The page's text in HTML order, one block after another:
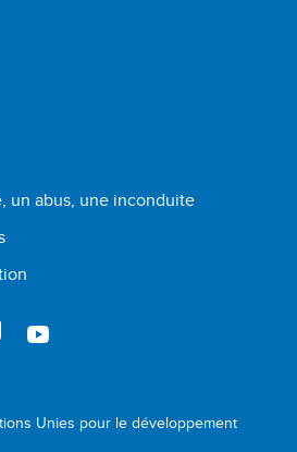
un abus, une inconduite
Unies pour le développement